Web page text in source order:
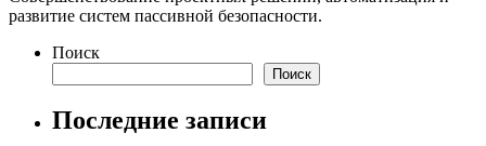
развитие систем пассивной безопасности.
Поиск
Поиск
Последние записи